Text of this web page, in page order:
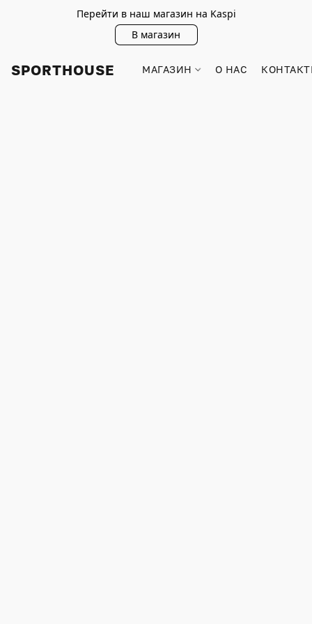
Перейти в наш магазин на Kaspi
В магазин
SPORTHOUSE МАГАЗИН О НАС